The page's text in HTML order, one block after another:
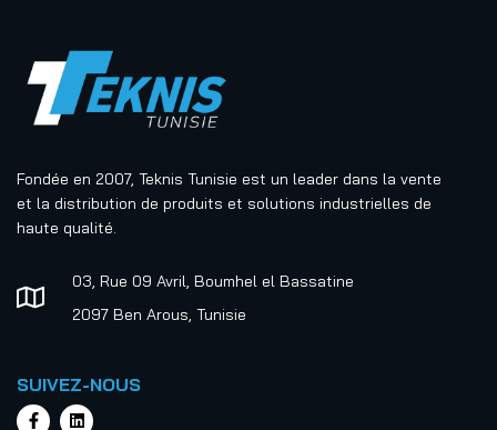
Fondée en 2007, Teknis Tunisie est un leader dans la vente
et la distribution de produits et solutions industrielles de
haute qualité.
03, Rue 09 Avril, Boumhel el Bassatine
2097 Ben Arous, Tunisie
SUIVEZ-NOUS